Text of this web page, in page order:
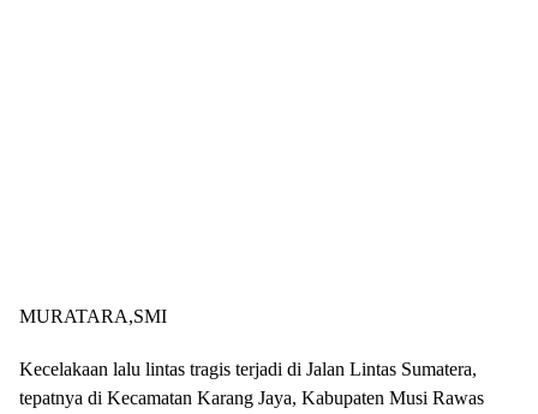
MURATARA,SMI
Kecelakaan lalu lintas tragis terjadi di Jalan Lintas Sumatera,
tepatnya di Kecamatan Karang Jaya, Kabupaten Musi Rawas